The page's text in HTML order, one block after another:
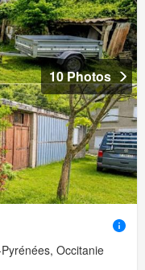
10 Photos
Occitanie